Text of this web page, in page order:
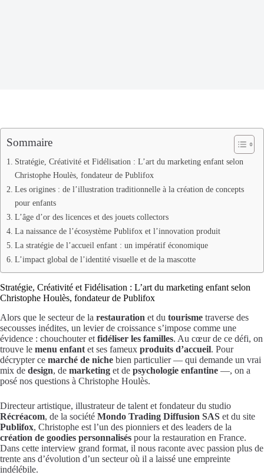
Sommaire
Stratégie, Créativité et Fidélisation : L’art du marketing enfant selon
Christophe Houlès, fondateur de Publifox
Les origines : de l’illustration traditionnelle à la création de concepts
pour enfants
L’âge d’or des licences et des jouets collectors
La naissance de l’écosystème Publifox et l’innovation produit
La stratégie de l’accueil enfant : un impératif économique
L’impact global de l’identité visuelle et de la mascotte
Stratégie, Créativité et Fidélisation : L’art du marketing enfant selon
Christophe Houlès, fondateur de Publifox
Alors que le secteur de la restauration et du tourisme traverse des
secousses inédites, un levier de croissance s’impose comme une
évidence : chouchouter et fidéliser les familles. Au cœur de ce défi, on
trouve le menu enfant et ses fameux produits d’accueil. Pour
décrypter ce marché de niche bien particulier — qui demande un vrai
mix de design, de marketing et de psychologie enfantine —, on a
posé nos questions à Christophe Houlès.
Directeur artistique, illustrateur de talent et fondateur du studio
Récréacom, de la société Mondo Trading Diffusion SAS et du site
Publifox, Christophe est l’un des pionniers et des leaders de la
création de goodies personnalisés pour la restauration en France.
Dans cette interview grand format, il nous raconte avec passion plus de
trente ans d’évolution d’un secteur où il a laissé une empreinte
indélébile.